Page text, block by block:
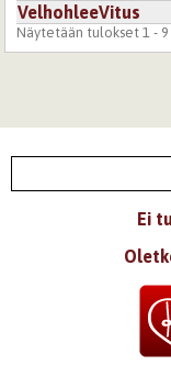
VelhohleeVitus
Näytetään tulokset 1 - 9
Ei